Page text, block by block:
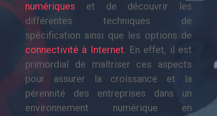
numériques et de découvrir les
différentes techniques de
spécification ainsi que les options de
connectivité à Internet. En effet, il est
primordial de maîtriser ces aspects
pour assurer la croissance et la
pérennité des entreprises dans un
environnement numérique en